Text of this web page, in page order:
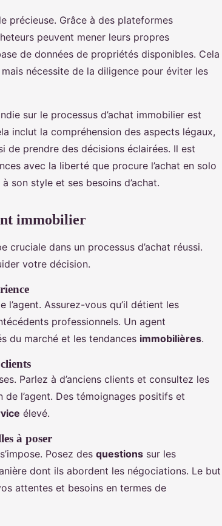
précieuse. Grâce à des plateformes
peuvent mener leurs propres
de données de propriétés disponibles. Cela
nécessite de la diligence pour éviter les
sur le processus d’achat immobilier est
inclut la compréhension des aspects légaux,
de prendre des décisions éclairées. Il est
avec la liberté que procure l’achat en solo
son style et ses besoins d’achat.
immobilier
cruciale dans un processus d’achat réussi.
votre décision.
l’agent. Assurez-vous qu’il détient les
professionnels. Un agent
du marché et les tendances immobilières.
Parlez à d’anciens clients et consultez les
l’agent. Des témoignages positifs et
élevé.
à poser
Posez des questions sur les
dont ils abordent les négociations. Le but
attentes et besoins en termes de